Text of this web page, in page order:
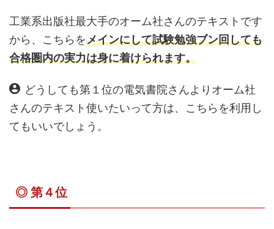
工業系出版社最大手のオーム社さんのテキストです
から、こちらをメインにして試験勉強ブン回しても
合格圏内の実力は身に着けられます。
どうしても第１位の電気書院さんよりオーム社
さんのテキスト使いたいって方は、こちらを利用し
てもいいでしょう。
◎ 第４位